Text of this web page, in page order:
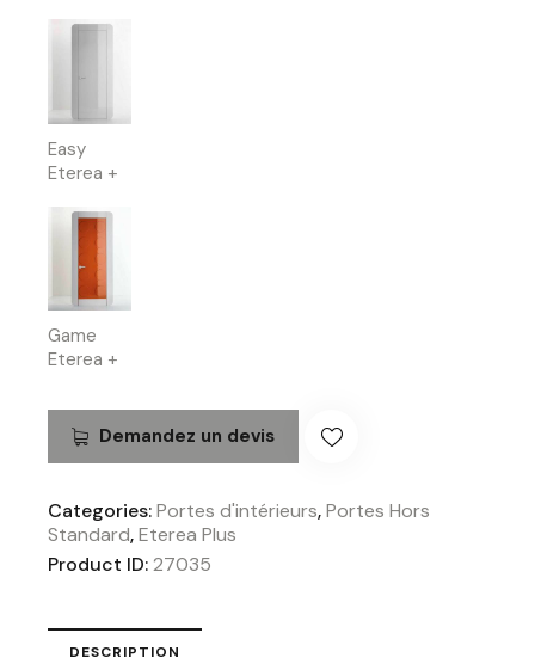
Easy
Eterea +
Game
Eterea +
Demandez un devis
Categories:Portes d'intérieurs,Portes Hors
Standard,Eterea Plus
Product ID:27035
DESCRIPTION